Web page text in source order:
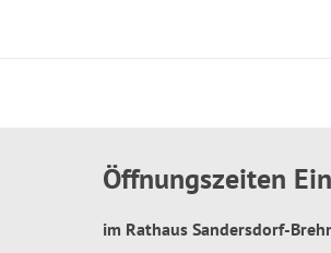
Öffnungszeiten
im Rathaus Sandersdorf-